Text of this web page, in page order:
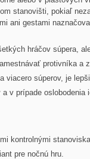
stanovišti, pokiaľ
ani gestami
hráčov súpera,
protivníka a
viacero súperov, je
v prípade oslobodenia
kontrolnými
pre nočnú hru.